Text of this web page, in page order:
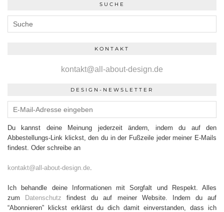
SUCHE
KONTAKT
kontakt@all-about-design.de
DESIGN-NEWSLETTER
Du kannst deine Meinung jederzeit ändern, indem du auf den
Abbestellungs-Link klickst, den du in der Fußzeile jeder meiner E-Mails
findest. Oder schreibe an
kontakt@all-about-design.de
Ich behandle deine Informationen mit Sorgfalt und Respekt. Alles
zum
Datenschutz findest du auf meiner Website. Indem du auf
“Abonnieren” klickst erklärst du dich damit einverstanden, dass ich